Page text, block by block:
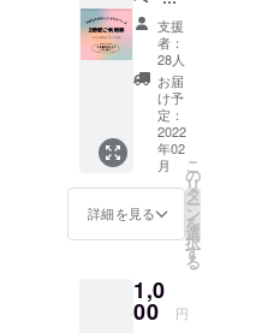
時間利
用券1
枚】 初
めての
クラウ
ドファ
ンディ
ングの
挑戦に
ご賛同
くださ
りあり
がとう
ます。
お一人
もしく
支援
者：
28人
お届
け予
定：
2022
年02
月
詳細を見る
こ
の
リ
タ
ー
ン
を
選
択
す
る
1,0
00 円